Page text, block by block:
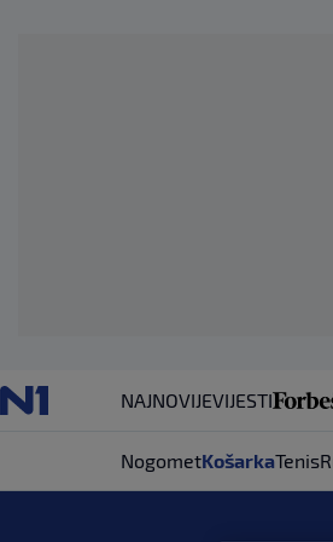
NAJNOVIJEVIJESTI
NogometKošarkaTenis